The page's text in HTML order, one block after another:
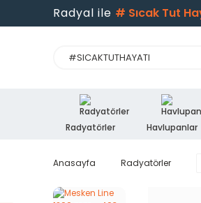
Radyal ile # Sıcak Tut
Radyatörler Havlupanlar
Anasayfa Radyatörler